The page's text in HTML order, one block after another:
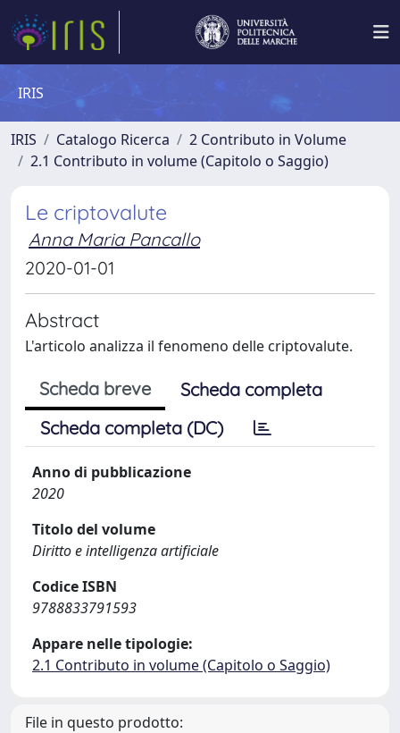
IRIS
IRIS Catalogo Ricerca
2 Contributo in Volume
2.1 Contributo in volume (Capitolo o Saggio)
Le criptovalute
Anna Maria Pancallo
2020-01-01
Abstract
L'articolo analizza il fenomeno delle criptovalute.
Scheda breve
Scheda completa
Scheda completa (DC)
Anno di pubblicazione
2020
Titolo del volume
Diritto e intelligenza artificiale
Codice ISBN
9788833791593
Appare nelle tipologie:
2.1 Contributo in volume (Capitolo o Saggio)
File in questo prodotto: